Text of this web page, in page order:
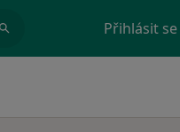
Přihlásit se